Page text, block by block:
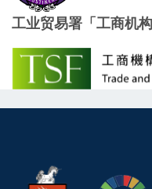
工业贸易署「工商机